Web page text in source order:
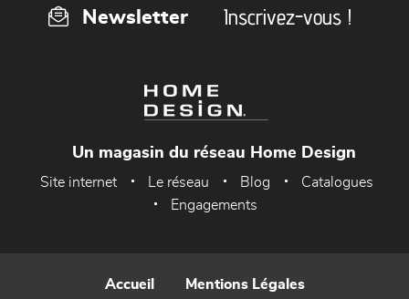
Newsletter Inscrivez-vous !
Un magasin du réseau Home Design
Site internet Le réseau Blog
Catalogues
Engagements
Accueil Mentions Légales